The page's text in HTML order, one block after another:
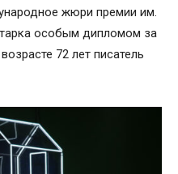
жюри премии им.
особым дипломом за
72 лет писатель